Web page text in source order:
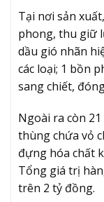
Tại nơi sản
phong, thu giữ
dầu gió nhãn
các loại; 1 bồn
sang chiết,
Ngoài ra còn
thùng chứa vỏ
đựng hóa chất
Tổng giá trị
trên 2 tỷ đồng.